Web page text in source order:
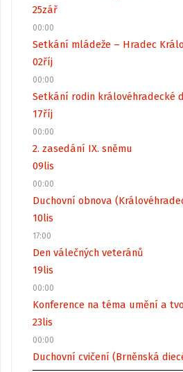
25zář
00:00
Setkání mládeže – Hradec
02říj
00:00
Setkání rodin královéhradecké
17říj
00:00
2. zasedání IX. sněmu
09lis
00:00
Duchovní obnova
10lis
17:00
Den válečných veteránů
19lis
00:00
Konference na téma umění a
23lis
00:00
Duchovní cvičení (Brněnská